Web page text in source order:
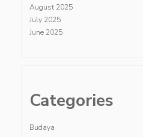
August 2025
July 2025
June 2025
Categories
Budaya